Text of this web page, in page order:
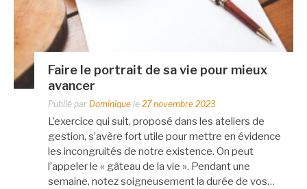
Faire le portrait de sa vie pour mieux
avancer
Publié par Dominique le 27 novembre 2023
L’exercice qui suit, proposé dans les ateliers de
gestion, s’avère fort utile pour mettre en évidence
les incongruités de notre existence. On peut
l’appeler le « gâteau de la vie ». Pendant une
semaine, notez soigneusement la durée de vos…